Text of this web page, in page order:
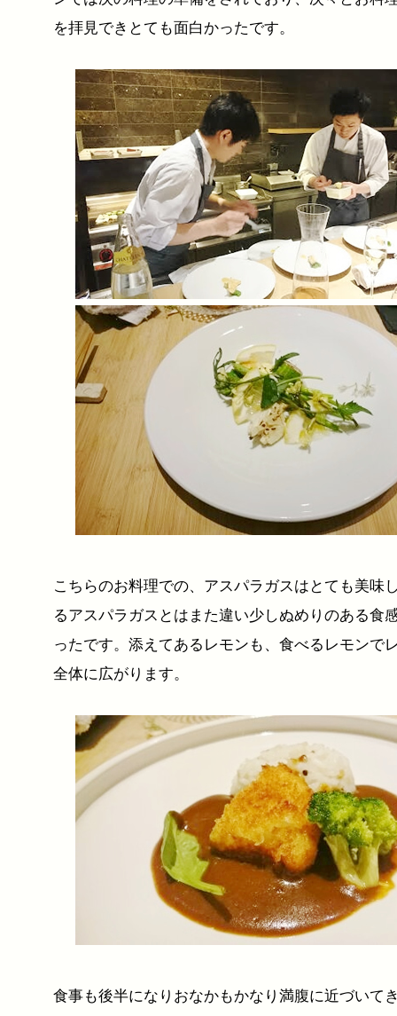
を拝見できとても面白かったです。
こちらのお料理での、アスパラガスはとても美味
るアスパラガスとはまた違い少しぬめりのある食
ったです。添えてあるレモンも、食べるレモンで
全体に広がります。
食事も後半になりおなかもかなり満腹に近づいて